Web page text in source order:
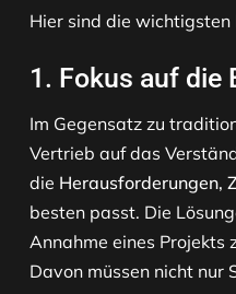
Hier sind die
1. Fokus auf die
Im Gegensatz zu
Vertrieb auf das
die Herausforderungen,
besten passt. Die
Annahme eines Projekts
Davon müssen nicht nur